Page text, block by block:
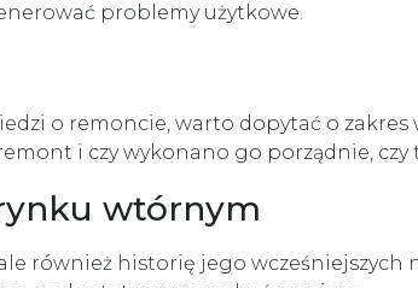
problemy użytkowe.
o remoncie, warto dopytać o zakres
i czy wykonano go porządnie, czy
wtórnym
również historię jego wcześniejszych